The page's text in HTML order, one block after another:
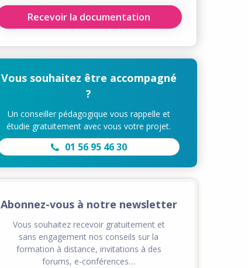
Recevoir la documentation
Vous souhaitez être accompagné
?
Un conseiller pédagogique vous rappelle et
étudie gratuitement avec vous votre projet.
01 56 95 46 30
Abonnez-vous à notre newsletter
Vous souhaitez recevoir gratuitement et
sans engagement nos conseils sur la
formation à distance, invitations à des
forums, e-conférences…